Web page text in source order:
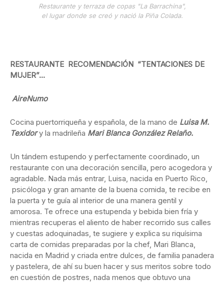
Restaurante y terraza de copas "La Barrachina",
el lugar donde se creó y nació la Piña Colada.
RESTAURANTE RECOMENDACIÓN “TENTACIONES DE
MUJER”…
AireNumo
Cocina puertorriqueña y española, de la mano de Luisa M.
Texidory la madrileña Mari Blanca González Relaño.
Un tándem estupendo y perfectamente coordinado, un
restaurante con una decoración sencilla, pero acogedora y
agradable. Nada más entrar, Luisa, nacida en Puerto Rico,
psicóloga y gran amante de la buena comida, te recibe en
la puerta y te guía al interior de una manera gentil y
amorosa. Te ofrece una estupenda y bebida bien fría y
mientras recuperas el aliento de haber recorrido sus calles
y cuestas adoquinadas, te sugiere y explica su riquísima
carta de comidas preparadas por la chef, Mari Blanca,
nacida en Madrid y criada entre dulces, de familia panadera
y pastelera, de ahí su buen hacer y sus meritos sobre todo
en cuestión de postres, nada menos que obtuvo una